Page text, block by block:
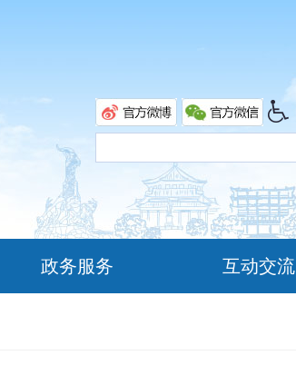
政务服务 互动交流